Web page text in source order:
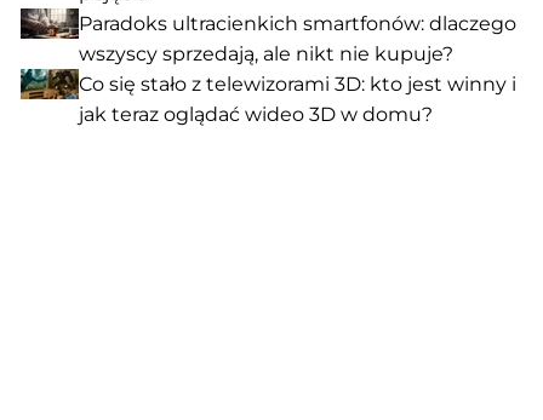
Paradoks ultracienkich smartfonów: dlaczego
wszyscy sprzedają, ale nikt nie kupuje?
Co się stało z telewizorami 3D: kto jest winny i
jak teraz oglądać wideo 3D w domu?